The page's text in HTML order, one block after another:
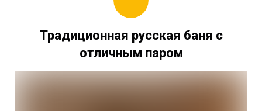
Традиционная русская баня с
отличным паром